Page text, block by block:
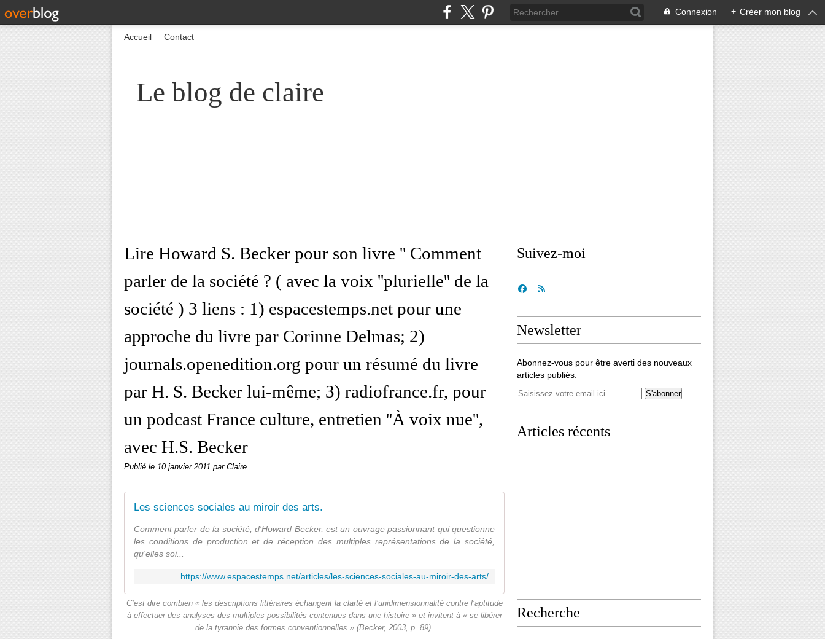
Connexion + Créer mon blog
Le blog de claire
Accueil Contact
Lire Howard S. Becker pour son livre '' Comment
parler de la société ? ( avec la voix ''plurielle'' de la
société ) 3 liens : 1) espacestemps.net pour une
approche du livre par Corinne Delmas; 2)
journals.openedition.org pour un résumé du livre
par H. S. Becker lui-même; 3) radiofrance.fr, pour
un podcast France culture, entretien ''À voix nue'',
avec H.S. Becker
Publié le 10 janvier 2011 par Claire
Les sciences sociales au miroir des arts.
Comment parler de la société, d'Howard Becker, est un ouvrage passionnant qui questionne
les conditions de production et de réception des multiples représentations de la société,
qu'elles soi...
https://www.espacestemps.net/articles/les-sciences-sociales-au-miroir-des-arts/
C’est dire combien « les descriptions littéraires échangent la clarté et l’unidimensionnalité contre l’aptitude
à effectuer des analyses des multiples possibilités contenues dans une histoire » et invitent à « se libérer
de la tyrannie des formes conventionnelles » (Becker, 2003, p. 89).
Suivez-moi
Newsletter
Abonnez-vous pour être averti des nouveaux
articles publiés.
Articles récents
Recherche